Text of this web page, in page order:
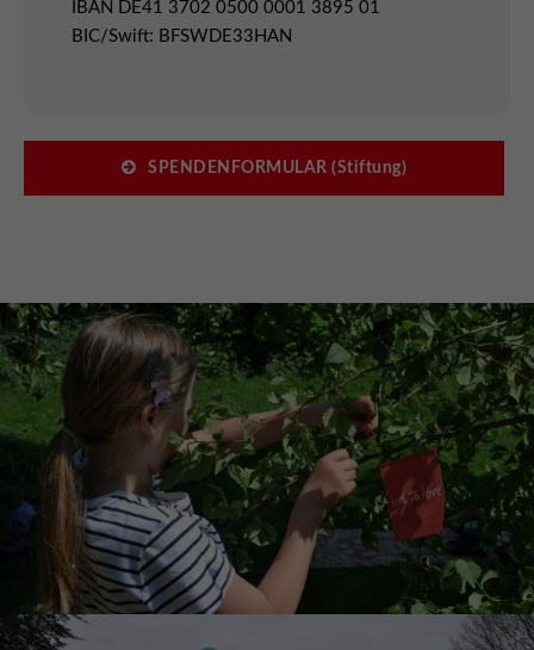
IBAN DE41 3702 0500 0001 3895 01
BIC/Swift: BFSWDE33HAN
SPENDENFORMULAR (Stiftung)